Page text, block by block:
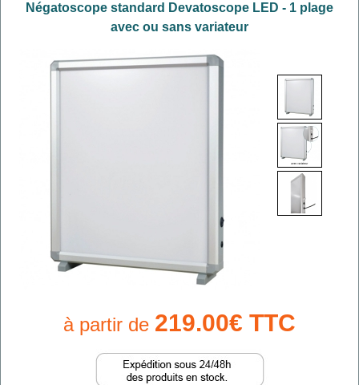
Négatoscope standard Devatoscope LED - 1 plage
avec ou sans variateur
à partir de 219.00€ TTC